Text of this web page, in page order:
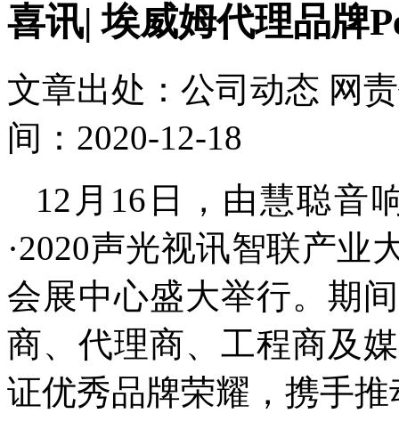
喜讯| 埃威姆代理品牌
文章出处：公司动态 网
间：2020-12-18
12月16日，由慧聪音
·2020声光视讯智联产业
会展中心盛大举行。期
商、代理商、工程商及
证优秀品牌荣耀，携手